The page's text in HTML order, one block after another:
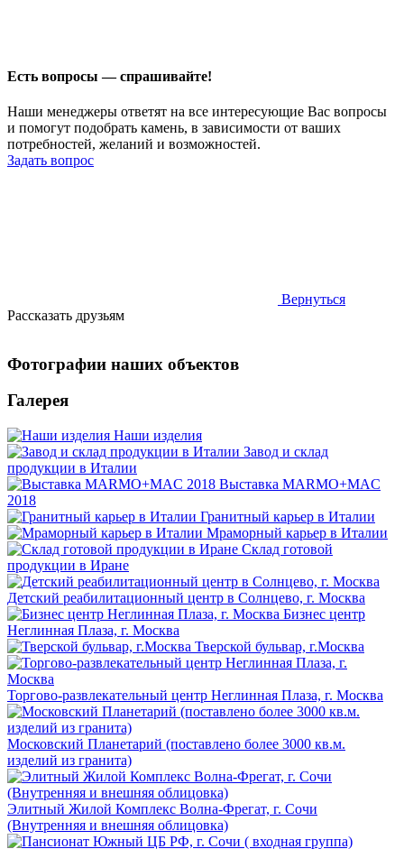
Есть вопросы — спрашивайте!
Наши менеджеры ответят на все интересующие Вас вопросы
и помогут подобрать камень, в зависимости от ваших
потребностей, желаний и возможностей.
Задать вопрос
Вернуться
Рассказать друзьям
Фотографии наших объектов
Галерея
Наши изделия
Завод и склад
продукции в Италии
Выставка MARMO+MAC
2018
Гранитный карьер в Италии
Мраморный карьер в Италии
Склад готовой
продукции в Иране
Детский реабилитационный центр в Солнцево, г. Москва
Бизнес центр
Неглинная Плаза, г. Москва
Тверской бульвар, г.Москва
Торгово-развлекательный центр Неглинная Плаза, г. Москва
Московский Планетарий (поставлено более 3000 кв.м.
изделий из гранита)
Элитный Жилой Комплекс Волна-Фрегат, г. Сочи
(Внутренняя и внешняя облицовка)